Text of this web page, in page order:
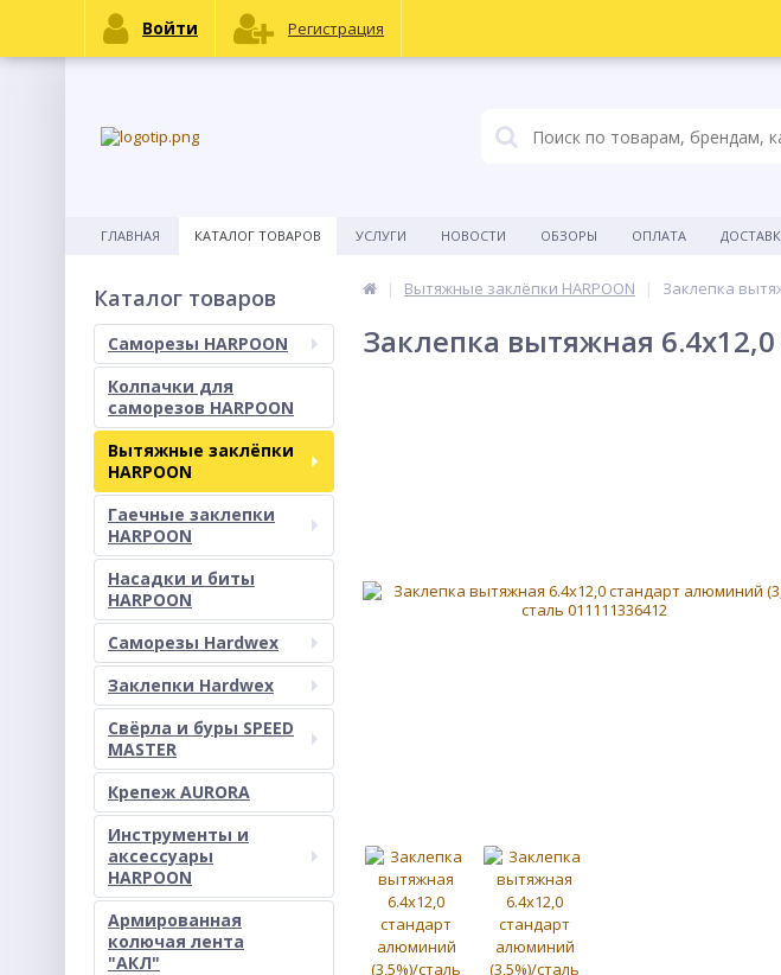
ГЛАВНАЯ КАТАЛОГ ТОВАРОВ УСЛУГИ НОВОСТИ ОБЗОРЫ ОПЛАТА
Каталог товаров
Саморезы HARPOON
Колпачки для
саморезов HARPOON
Вытяжные заклёпки
HARPOON
Гаечные заклепки
HARPOON
Насадки и биты
HARPOON
Саморезы Hardwex
Заклепки Hardwex
Свёрла и буры SPEED
MASTER
Крепеж AURORA
Инструменты и
аксессуары
HARPOON
Армированная
колючая лента
"АКЛ"
Вытяжные заклёпки HARPOON Заклепка
Заклепка вытяжная
Войти Регистрация